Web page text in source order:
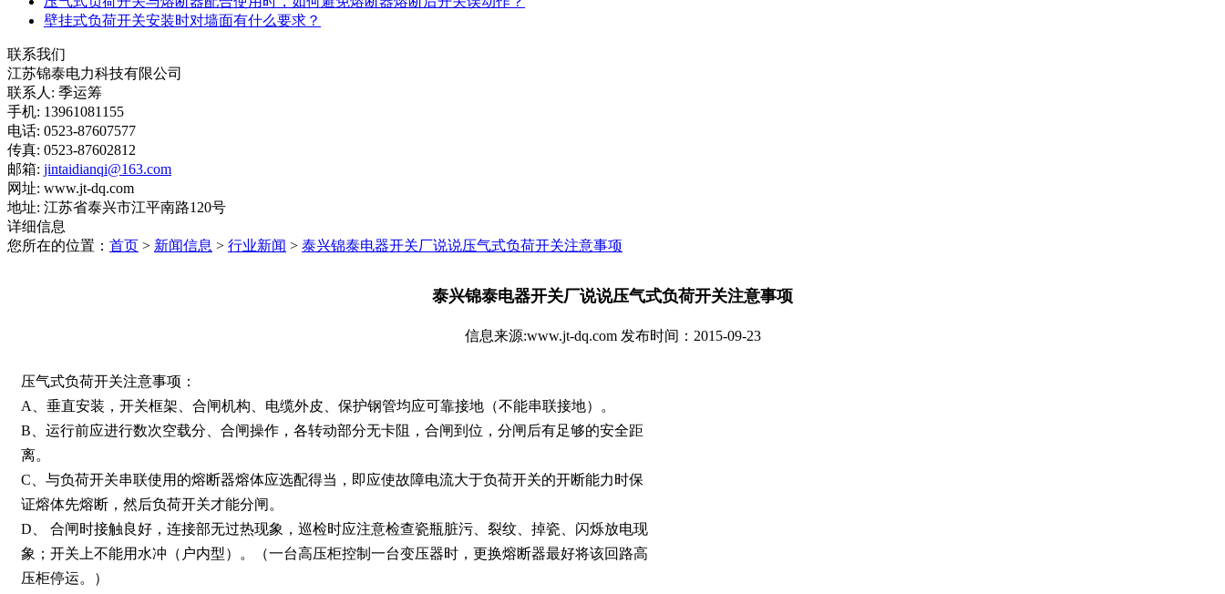
壁挂式负荷开关安装时对墙面有什么要求？
联系我们
江苏锦泰电力科技有限公司
联系人: 季运筹
手机: 13961081155
电话: 0523-87607577
传真: 0523-87602812
邮箱: jintaidianqi@163.com
网址: www.jt-dq.com
地址: 江苏省泰兴市江平南路120号
详细信息
您所在的位置： 首页 > 新闻信息 > 行业新闻 > 泰兴锦泰电器开关厂说说压气式负荷开关注意事项
泰兴锦泰电器开关厂说说压气式负荷开关注意事项
信息来源:www.jt-dq.com 发布时间：2015-09-23
压气式负荷开关注意事项：
A、垂直安装，开关框架、合闸机构、电缆外皮、保护钢管均应可靠接地（不能串联接地）。
B、运行前应进行数次空载分、合闸操作，各转动部分无卡阻，合闸到位，分闸后有足够的安全距
离。
C、与负荷开关串联使用的熔断器熔体应选配得当，即应使故障电流大于负荷开关的开断能力时保
证熔体先熔断，然后负荷开关才能分闸。
D、 合闸时接触良好，连接部无过热现象，巡检时应注意检查瓷瓶脏污、裂纹、掉瓷、闪烁放电现
象；开关上不能用水冲（户内型）。（一台高压柜控制一台变压器时，更换熔断器最好将该回路高
压柜停运。）